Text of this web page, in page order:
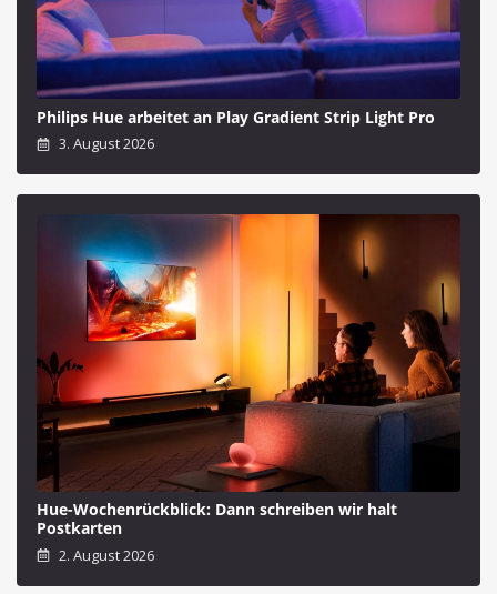
Philips Hue arbeitet an Play Gradient Strip Light Pro
3. August 2026
Hue-Wochenrückblick: Dann schreiben wir halt
Postkarten
2. August 2026